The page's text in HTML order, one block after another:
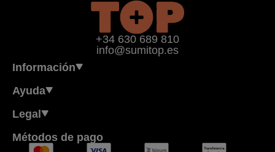
+34 630 689 810
info@sumitop.es
Información
Ayuda
Legal
Métodos de pago